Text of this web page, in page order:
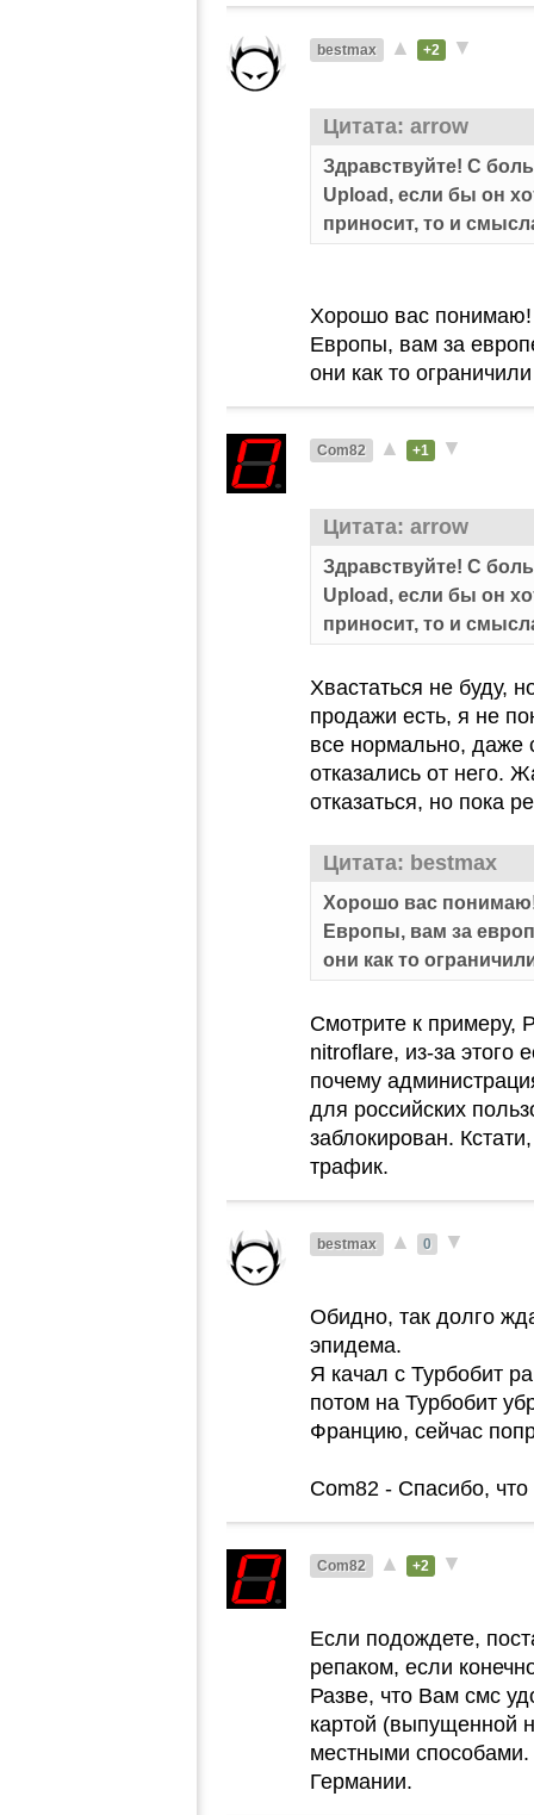
bestmax ▲ +2 ▼
Цитата: arrow
Здравствуйте! С
Upload, если бы он
приносит, то и
Хорошо вас понимаю!
Европы, вам за
они как то
Com82 ▲ +1 ▼
Цитата: arrow
Здравствуйте! С
Upload, если бы он
приносит, то и
Хвастаться не буду,
продажи есть, я не
все нормально, даже
отказались от него.
отказаться, но пока
Цитата: bestmax
Хорошо вас понимаю!
Европы, вам за
они как то
Смотрите к примеру,
nitroflare, из-за этого
почему
для российских
заблокирован.
трафик.
bestmax ▲ 0 ▼
Обидно, так долго
эпидема.
Я качал с Турбобит
потом на Турбобит
Францию, сейчас
Com82 - Спасибо,
Com82 ▲ +2 ▼
Если подождете,
репаком, если
Разве, что Вам смс
картой (выпущенной
местными
Германии.